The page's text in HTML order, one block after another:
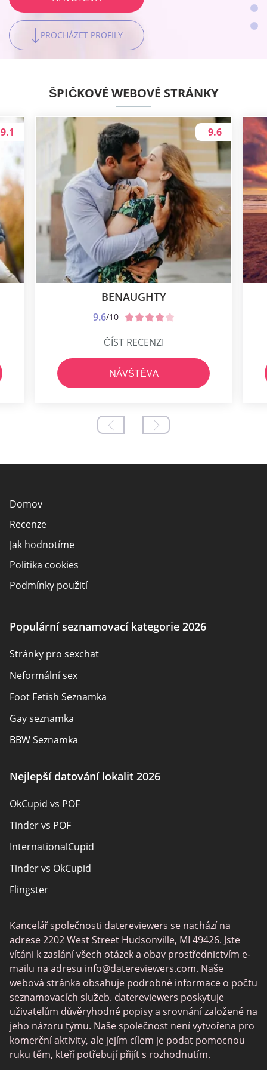
PROCHÁZET PROFILY
PROCHÁZET PROFILY
PROCHÁZET PROFILY
ŠPIČKOVÉ WEBOVÉ STRÁNKY
9.1
BENAUGHTY
9.6/10
9.6
ČÍST RECENZI
NÁVŠTĚVA
Domov
Recenze
Jak hodnotíme
Politika cookies
Podmínky použití
O nás
Populární seznamovací kategorie 2026
Stránky pro sexchat
Neformální sex
Foot Fetish Seznamka
Gay seznamka
BBW Seznamka
Pansexual Seznamka
Rencontres adultes
Senior Seznamka
Christian Seznamka
Místní singly online
Trans Seznamka
Seznamovací aplikace
Nejlepší datování lokalit 2026
OkCupid vs POF
Tinder vs POF
InternationalCupid
Tinder vs OkCupid
Flingster
Chat Avenue
Zoosk vs Match
Feabie
POF vs Match
SPDate
eHarmony vs OkCupid
TenderMeets
Kancelář společnosti datereviewers se nachází na
adrese 2202 West Street Hudsonville, MI 49426. Jste
vítáni k zaslání všech otázek a obav prostřednictvím e-
mailu na adresu info@datereviewers.com. Naše
webová stránka obsahuje podrobné informace o počtu
seznamovacích služeb. datereviewers poskytuje
uživatelům důvěryhodné popisy a srovnání založené na
jeho názoru týmu. Naše společnost není vytvořena pro
komerční aktivity, ale jejím cílem je podat pomocnou
ruku těm, kteří potřebují přijít s rozhodnutím.